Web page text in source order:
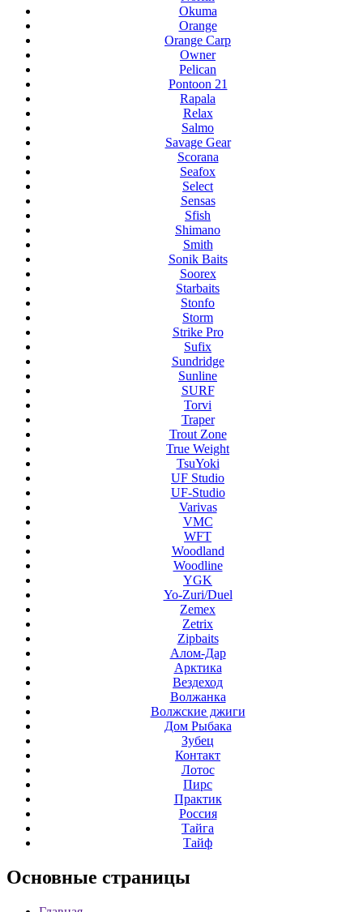
Okuma
Orange
Orange Carp
Owner
Pelican
Pontoon 21
Rapala
Relax
Salmo
Savage Gear
Scorana
Seafox
Select
Sensas
Sfish
Shimano
Smith
Sonik Baits
Soorex
Starbaits
Stonfo
Storm
Strike Pro
Sufix
Sundridge
Sunline
SURF
Torvi
Traper
Trout Zone
True Weight
TsuYoki
UF Studio
UF-Studio
Varivas
VMC
WFT
Woodland
Woodline
YGK
Yo-Zuri/Duel
Zemex
Zetrix
Zipbaits
Алом-Дар
Арктика
Вездеход
Волжанка
Волжские джиги
Дом Рыбака
Зубец
Контакт
Лотос
Пирс
Практик
Россия
Тайга
Тайф
Основные страницы